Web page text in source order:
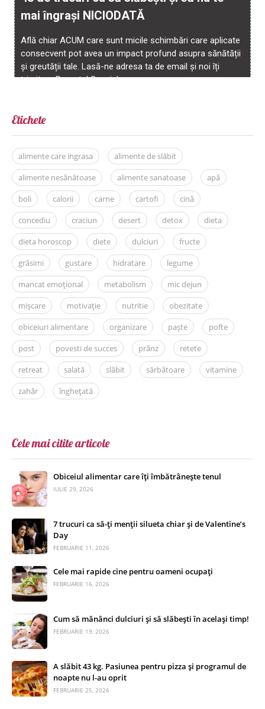
Etichete
alimente care ingrasa
alimente de slăbit
alimente nesănătoase
alimente sanatoase
apă
boli
calorii carne cartofi
cină
concediu
craciun desert detox
dieta
dieta horoscop
diete dulciuri
fructe
grăsimi
gustare hidratare
legume
mancat emoțional
metabolism
mic dejun
mișcare
motivație nutritie
obezitate
obiceiuri alimentare
organizare paște
pofte
post
povesti de succes prânz
retete
retreat
salată slăbit sărbătoare
vitamine
zahăr
înghețată
Cele mai citite articole
Obiceiul alimentar care îți îmbătrânește tenul
IULIE 29, 2026
7 trucuri ca să-ți menții silueta chiar și de Valentine’s
Day
FEBRUARIE 11, 2026
Cele mai rapide cine pentru oameni ocupați
FEBRUARIE 16, 2026
Cum să mănânci dulciuri și să slăbești în același timp!
FEBRUARIE 19, 2026
A slăbit 43 kg. Pasiunea pentru pizza și programul de
noapte nu l-au oprit
FEBRUARIE 25, 2026